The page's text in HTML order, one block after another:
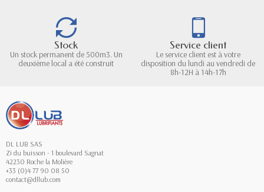
Stock
Un stock permanent de 500m3. Un
deuxième local a été construit
Service client
Le service client est à votre
disposition du lundi au vendredi de
8h-12H à 14h-17h
DL LUB SAS
Zi du buisson - 1 boulevard Sagnat
42230 Roche la Molière
+33 (0)4 77 90 08 50
contact@dllub.com